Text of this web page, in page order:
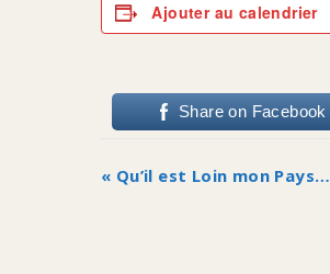
Ajouter au calendrier
Share on Facebook
Navigation
« Qu’il est Loin mon Pays…